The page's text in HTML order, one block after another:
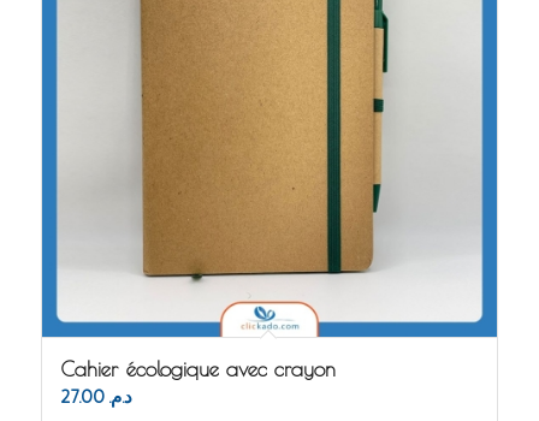
Cahier écologique avec crayon
د.م. 27.00